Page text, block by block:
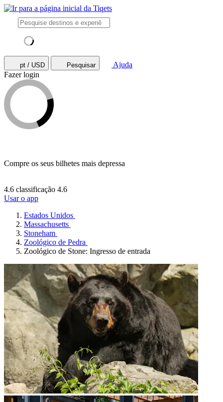
pt / USD Pesquisar
Ajuda
Fazer login
Compre os seus bilhetes mais depressa
4.6 classificação 4.6
Usar o app
Estados Unidos
Massachusetts
Stoneham
Zoológico de Pedra
Zoológico de Stone: Ingresso de entrada